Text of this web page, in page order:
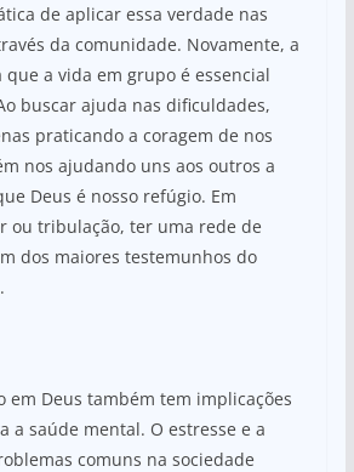
de aplicar essa verdade nas
da comunidade. Novamente, a
a vida em grupo é essencial
buscar ajuda nas dificuldades,
praticando a coragem de nos
nos ajudando uns aos outros a
Deus é nosso refúgio. Em
ou tribulação, ter uma rede de
dos maiores testemunhos do
em Deus também tem implicações
a saúde mental. O estresse e a
comuns na sociedade